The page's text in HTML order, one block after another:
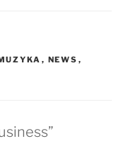
, NEWS ,